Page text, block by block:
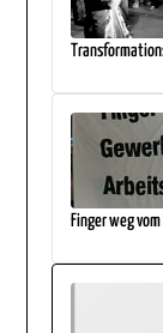
Finger weg